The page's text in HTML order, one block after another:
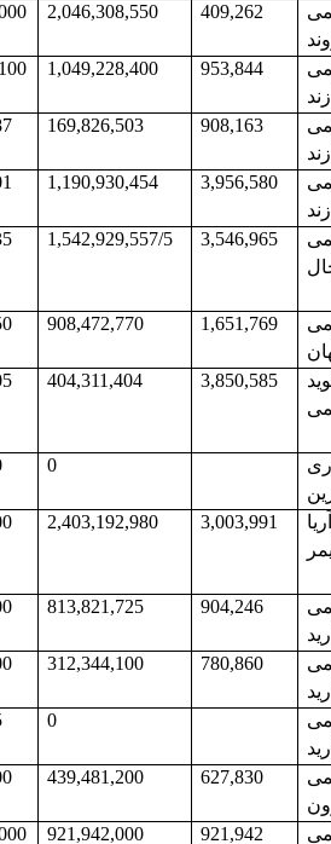
409,262
2,046,308,550
953,844
1,049,228,400
908,163
169,826,503
3,956,580
1,190,930,454
3,546,965
1,542,929,557/5
1,651,769
908,472,770
3,850,585
404,311,404
0
3,003,991
2,403,192,980
904,246
813,821,725
780,860
312,344,100
0
627,830
439,481,200
921,942
921,942,000